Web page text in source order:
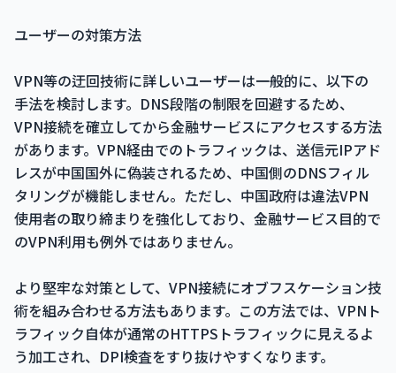
ユーザーの対策方法
VPN等の迂回技術に詳しいユーザーは一般的に、以下の
手法を検討します。DNS段階の制限を回避するため、
VPN接続を確立してから金融サービスにアクセスする方法
があります。VPN経由でのトラフィックは、送信元IPアド
レスが中国国外に偽装されるため、中国側のDNSフィル
タリングが機能しません。ただし、中国政府は違法VPN
使用者の取り締まりを強化しており、金融サービス目的で
のVPN利用も例外ではありません。
より堅牢な対策として、VPN接続にオブフスケーション技
術を組み合わせる方法もあります。この方法では、VPNト
ラフィック自体が通常のHTTPSトラフィックに見えるよ
う加工され、DPI検査をすり抜けやすくなります。